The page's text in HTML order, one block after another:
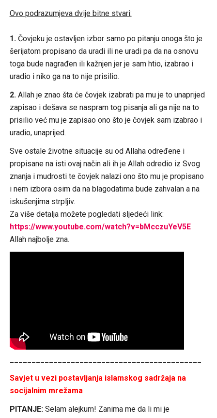
Ovo podrazumjeva dvije bitne stvari:
1.Čovjeku je ostavljen izbor samo po pitanju onoga što je
šerijatom propisano da uradi ili ne uradi pa da na osnovu
toga bude nagrađen ili kažnjen jer je sam htio, izabrao i
uradio i niko ga na to nije prisilio.
2.Allah je znao šta će čovjek izabrati pa mu je to unaprijed
zapisao i dešava se naspram tog pisanja ali ga nije na to
prisilio već mu je zapisao ono što je čovjek sam izabrao i
uradio, unaprijed.
Sve ostale životne situacije su od Allaha određene i
propisane na isti ovaj način ali ih je Allah odredio iz Svog
znanja i mudrosti te čovjek nalazi ono što mu je propisano
i nem izbora osim da na blagodatima bude zahvalan a na
iskušenjima strpljiv.
Za više detalja možete pogledati sljedeći link:
https://www.youtube.com/watch?v=bMcczuYeV5E
Allah najbolje zna.
Savjet u vezi postavljanja islamskog sadržaja na
socijalnim mrežama
PITANJE: Selam alejkum! Zanima me da li mi je